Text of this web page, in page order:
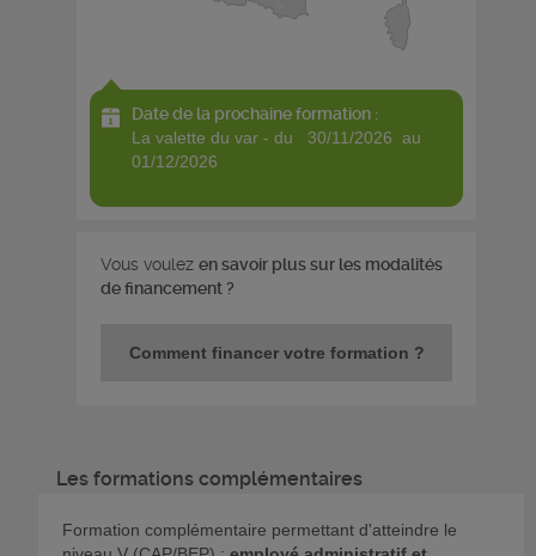
Date de la prochaine formation :
la valette du var - du 30/11/2026 au
01/12/2026
Vous voulez en savoir plus sur les modalités
de financement ?
Comment financer votre formation ?
Les formations complémentaires
Formation complémentaire permettant d'atteindre le